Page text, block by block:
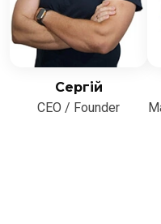
Сергій
CEO / Founder